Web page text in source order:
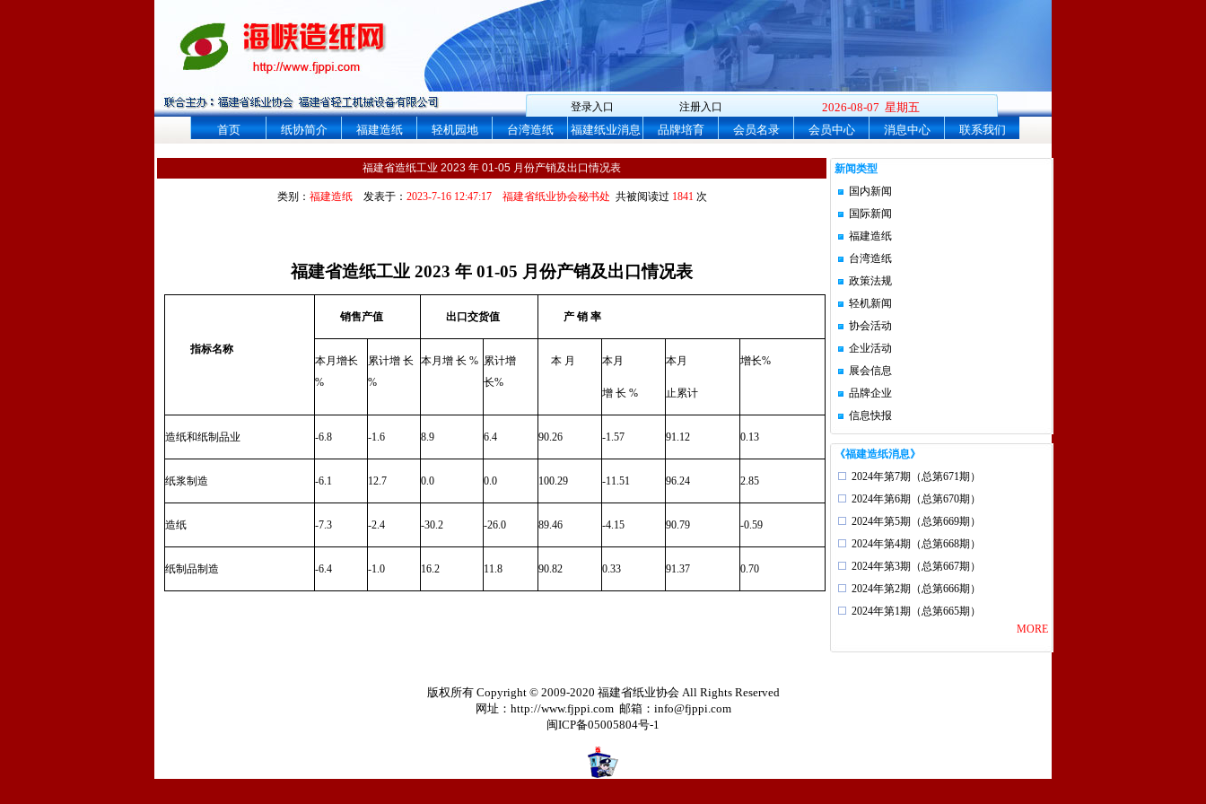
登录入口 注册入口
2026-08-07 星期五
首页
纸协简介 福建造纸 轻机园地 台湾造纸 福建纸业消息 品牌培育 会员名录 会员中心 消息中心 联系我们
福建省造纸工业 2023 年 01-05 月份产销及出口情况表
类别： 福建造纸发表于： 2023-7-16 12:47:17 福建省纸业协会秘书处 共被阅读过 1841次
福建省造纸工业 2023 年 01-05 月份产销及出口情况表
指标名称
销售产值 出口交货值 产 销 率
本月增长
%
累计增 长
%
本月增 长 % 累计增
长%
本 月 本月
增 长 %
本月
止累计
增长%
造纸和纸制品业 -6.8 -1.6 8.9 6.4 90.26 -1.57 91.12 0.13
纸浆制造 -6.1 12.7 0.0 0.0 100.29 -11.51 96.24 2.85
造纸 -7.3 -2.4 -30.2 -26.0 89.46 -4.15 90.79 -0.59
纸制品制造 -6.4 -1.0 16.2 11.8 90.82 0.33 91.37 0.70
新闻类型
国内新闻
国际新闻
福建造纸
台湾造纸
政策法规
轻机新闻
协会活动
企业活动
展会信息
品牌企业
信息快报
《福建造纸消息》
2024年第7期（总第671期）
2024年第6期（总第670期）
2024年第5期（总第669期）
2024年第4期（总第668期）
2024年第3期（总第667期）
2024年第2期（总第666期）
2024年第1期（总第665期）
MORE
版权所有 Copyright © 2009-2020 福建省纸业协会 All Rights Reserved
网址：http://www.fjppi.com 邮箱：info@fjppi.com
闽ICP备05005804号-1